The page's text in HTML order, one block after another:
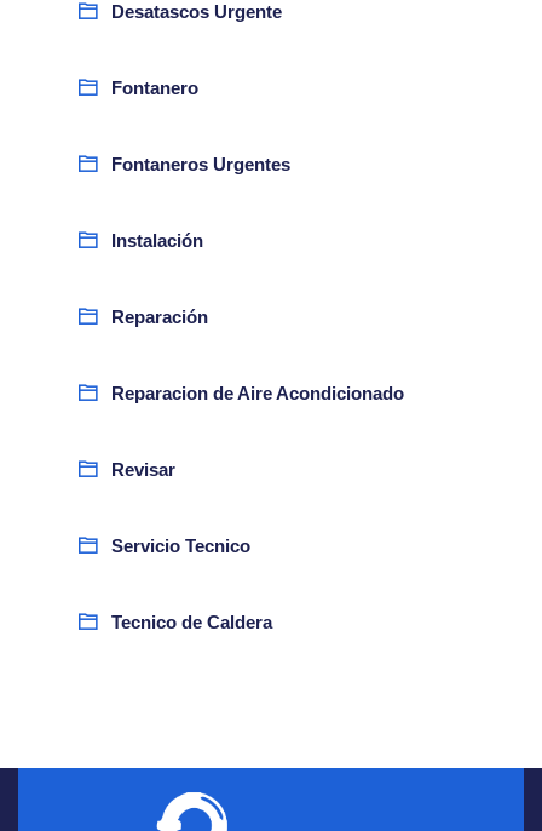
Desatascos Urgente
Fontanero
Fontaneros Urgentes
Instalación
Reparación
Reparacion de Aire Acondicionado
Revisar
Servicio Tecnico
Tecnico de Caldera